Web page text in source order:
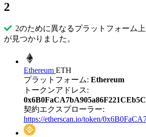
2
2のために異なるプラットフォーム
が見つかりました。
Ethereum ETH
プラットフォーム: Ethereum
トークンアドレス:
契約エクスプローラー:
https://etherscan.io/token/